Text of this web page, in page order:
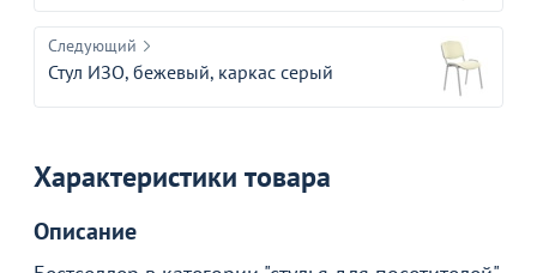
Следующий
Стул ИЗО, бежевый, каркас серый
Характеристики товара
Описание